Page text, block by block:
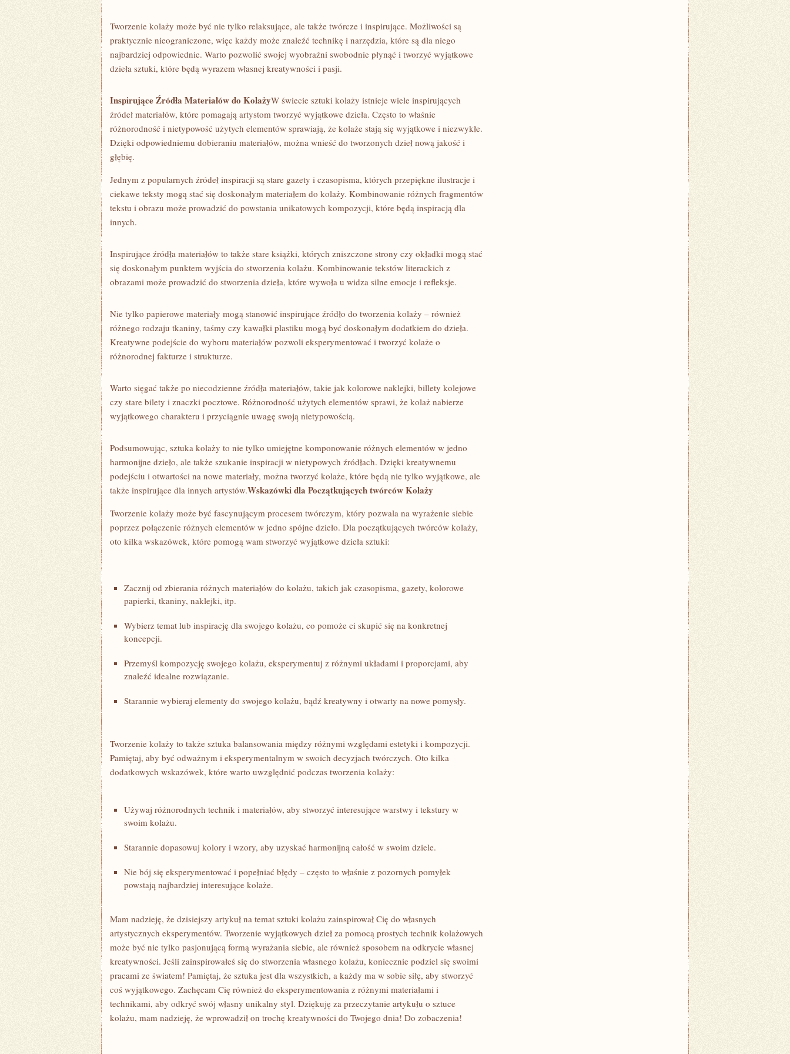
Tworzenie​ kolaży może być nie tylko relaksujące, ale‍ także twórcze i inspirujące. Możliwości są
praktycznie ‌nieograniczone, więc ‍każdy⁢ może znaleźć technikę i narzędzia, które są​ dla niego
najbardziej odpowiednie. Warto pozwolić swojej wyobraźni swobodnie płynąć i tworzyć wyjątkowe
dzieła sztuki, które będą wyrazem własnej ‌kreatywności ⁢i​ pasji.
Inspirujące Źródła Materiałów do KolażyW⁤ świecie⁢ sztuki kolaży istnieje wiele ​inspirujących
źródeł materiałów,⁤ które ⁣pomagają artystom tworzyć ‌wyjątkowe dzieła. Często to właśnie
różnorodność ⁤i nietypowość użytych ‍elementów ⁢sprawiają, że‌ kolaże stają się wyjątkowe i⁤ niezwykłe.
‌Dzięki odpowiedniemu dobieraniu materiałów, można⁤ wnieść do tworzonych dzieł nową jakość i
głębię.
Jednym z popularnych‌ źródeł inspiracji ⁣są‌ stare gazety ​i czasopisma, ‌których przepiękne ilustracje i
ciekawe‍ teksty mogą ⁣stać się doskonałym materiałem do kolaży. Kombinowanie ⁢różnych⁢ fragmentów
tekstu ​i obrazu może prowadzić‌ do powstania unikatowych kompozycji, które będą inspiracją dla
innych.
Inspirujące źródła ​materiałów to także stare książki,⁢ których zniszczone strony czy okładki mogą⁤ stać
się​ doskonałym punktem wyjścia do stworzenia⁣ kolażu. Kombinowanie ⁢tekstów literackich z⁢
obrazami może prowadzić do stworzenia dzieła, które wywoła u widza​ silne emocje i refleksje.
Nie tylko⁤ papierowe materiały ⁤mogą stanowić inspirujące źródło do tworzenia kolaży – również
różnego rodzaju tkaniny, taśmy czy kawałki plastiku ‍mogą być doskonałym dodatkiem do dzieła.
Kreatywne​ podejście⁣ do wyboru materiałów pozwoli eksperymentować⁣ i tworzyć kolaże o
różnorodnej fakturze i strukturze.
Warto sięgać także‌ po niecodzienne​ źródła materiałów, takie jak kolorowe naklejki, billety kolejowe
czy stare⁤ bilety i znaczki pocztowe. Różnorodność użytych elementów sprawi, że⁢ kolaż nabierze
wyjątkowego charakteru i przyciągnie ⁤uwagę swoją nietypowością.
Podsumowując,⁤ sztuka kolaży to nie tylko umiejętne komponowanie różnych ⁣elementów ‍w ​jedno​
harmonijne dzieło, ale ‌także ‌szukanie inspiracji⁣ w nietypowych⁣ źródłach. Dzięki kreatywnemu ​
podejściu i⁣ otwartości na⁣ nowe materiały, można tworzyć kolaże, które będą nie ⁢tylko wyjątkowe, ale‍
także inspirujące dla innych artystów.Wskazówki‍ dla ‌Początkujących twórców Kolaży
Tworzenie kolaży ⁣może być fascynującym procesem twórczym, który ‍pozwala na wyrażenie ⁢siebie
poprzez połączenie różnych elementów w jedno⁢ spójne ⁣dzieło. Dla początkujących twórców kolaży,‍
oto ​kilka wskazówek, które pomogą wam stworzyć wyjątkowe dzieła sztuki:
Zacznij od⁣ zbierania różnych materiałów do kolażu, takich jak czasopisma, gazety, kolorowe​
papierki, tkaniny, naklejki, itp.
Wybierz temat lub inspirację dla⁤ swojego kolażu, co pomoże ci skupić się na konkretnej
koncepcji.
Przemyśl kompozycję swojego kolażu, eksperymentuj z różnymi układami i proporcjami, aby
znaleźć idealne rozwiązanie.
Starannie wybieraj elementy do swojego ⁤kolażu, bądź kreatywny⁣ i⁢ otwarty na nowe pomysły.
Tworzenie kolaży to także sztuka balansowania między różnymi względami estetyki i kompozycji.
Pamiętaj, ​aby być odważnym⁤ i eksperymentalnym w swoich decyzjach twórczych. Oto kilka
dodatkowych wskazówek, które warto uwzględnić podczas tworzenia kolaży:
Używaj⁢ różnorodnych technik ⁢i materiałów, ‍aby stworzyć​ interesujące ‍warstwy i tekstury ⁣w
swoim kolażu.
Starannie dopasowuj kolory i​ wzory, aby ​uzyskać harmonijną całość w swoim​ dziele.
Nie bój ‍się eksperymentować i⁤ popełniać błędy – często to właśnie​ z pozornych pomyłek
powstają najbardziej interesujące kolaże.
Mam⁣ nadzieję, ⁤że dzisiejszy artykuł na temat sztuki ‌kolażu⁤ zainspirował‌ Cię do‍ własnych
artystycznych⁢ eksperymentów. Tworzenie wyjątkowych dzieł za⁤ pomocą prostych technik kolażowych
może być nie tylko pasjonującą formą ​wyrażania siebie, ale również sposobem na odkrycie własnej
kreatywności. Jeśli zainspirowałeś się do ⁢stworzenia własnego‍ kolażu, koniecznie podziel się swoimi
pracami ⁢ze światem! Pamiętaj, że⁤ sztuka jest dla wszystkich, a każdy ma w ‌sobie siłę, aby stworzyć
coś wyjątkowego. Zachęcam Cię ⁤również do eksperymentowania z różnymi materiałami i
technikami, aby odkryć swój własny unikalny ​styl. Dziękuję za przeczytanie artykułu o sztuce
kolażu, mam nadzieję, że wprowadził⁤ on trochę ​kreatywności do Twojego dnia! Do zobaczenia!